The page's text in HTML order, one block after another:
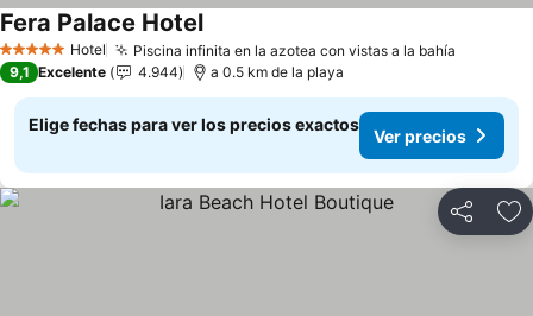
5 Estrellas Hotel Piscina infinita en la azotea con vistas a la bahía
Fera Palace Hotel
9,1 Excelente 4.944 a 0.5 km de la playa
Elige fechas para ver los precios exactos
Ver precios
Compartir